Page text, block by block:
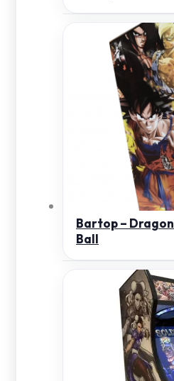
Bartop – Dragon
Ball